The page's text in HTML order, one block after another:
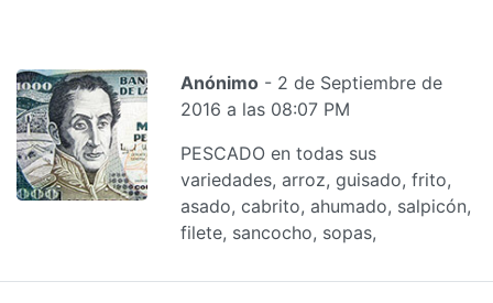
Anónimo - 2 de Septiembre de
2016 a las 08:07 PM
PESCADO en todas sus
variedades, arroz, guisado, frito,
asado, cabrito, ahumado, salpicón,
filete, sancocho, sopas,